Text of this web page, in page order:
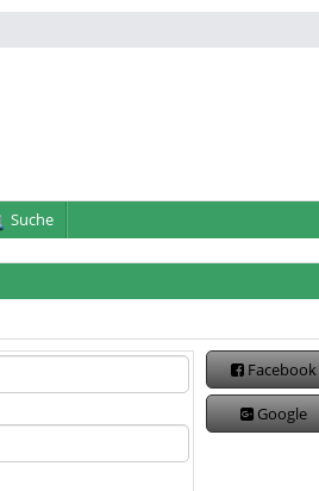
Suche
Facebook
Google